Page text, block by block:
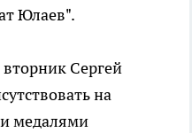
Юлаев".
Сергей
на
медалями